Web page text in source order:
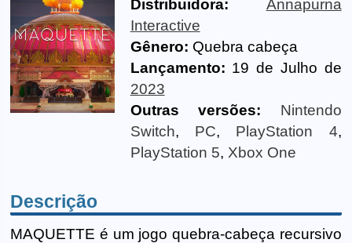
Distribuidora:
Annapurna
Interactive
Gênero: Quebra cabeça
Lançamento: 19 de Julho de
2023
Outras versões:
Nintendo
Switch, PC, PlayStation 4,
PlayStation 5, Xbox One
Descrição
MAQUETTE é um jogo quebra-cabeça recursivo